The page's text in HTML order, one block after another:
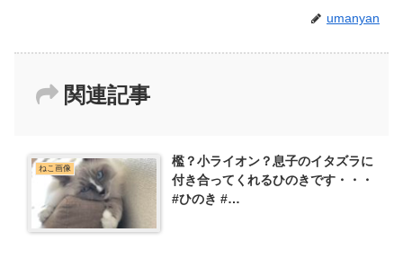
umanyan
関連記事
ねこ画像
檻？小ライオン？息子のイタズラに
付き合ってくれるひのきです・・・
#ひのき #…